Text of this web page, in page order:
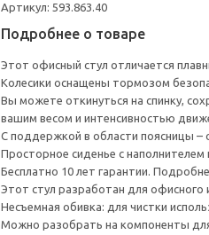
Артикул: 593.863.40
Подробнее о товаре
Этот офисный стул отличается
Колесики оснащены тормозом
Вы можете откинуться на спинку,
вашим весом и интенсивностью
С поддержкой в области поясницы
Просторное сиденье с
Бесплатно 10 лет гарантии.
Этот стул разработан для офисного
Несъемная обивка: для чистки
Можно разобрать на компоненты для